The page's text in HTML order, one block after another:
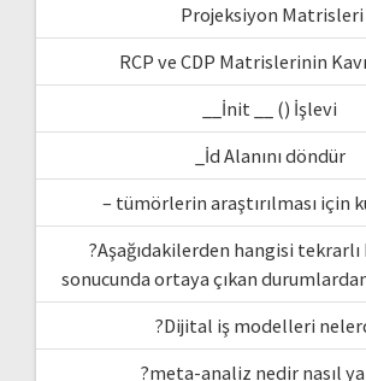
Projeksiyon Matrisleri
RCP ve CDP Matrislerinin
__İnit __ () İşlevi
_İd Alanını döndür
– tümörlerin araştırılması için
?Aşağıdakilerden hangisi
sonucunda ortaya çıkan
?Dijital iş modelleri
?meta-analiz nedir nasıl